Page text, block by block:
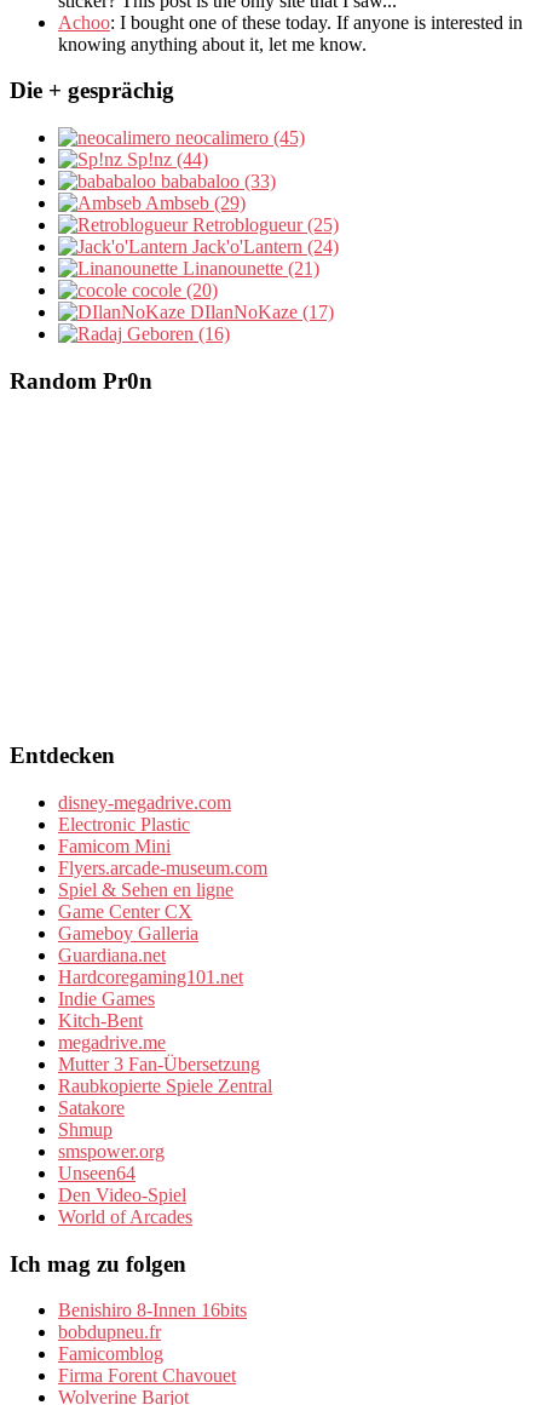
Achoo: I bought one of these today. If anyone is interested in
knowing anything about it, let me know.
Die + gesprächig
neocalimero (45)
Sp!nz (44)
bababaloo (33)
Ambseb (29)
Retroblogueur (25)
Jack'o'Lantern (24)
Linanounette (21)
cocole (20)
DIlanNoKaze (17)
Geboren (16)
Random Pr0n
Entdecken
disney-megadrive.com
Electronic Plastic
Famicom Mini
Flyers.arcade-museum.com
Spiel & Sehen en ligne
Game Center CX
Gameboy Galleria
Guardiana.net
Hardcoregaming101.net
Indie Games
Kitch-Bent
megadrive.me
Mutter 3 Fan-Übersetzung
Raubkopierte Spiele Zentral
Satakore
Shmup
smspower.org
Unseen64
Den Video-Spiel
World of Arcades
Ich mag zu folgen
Benishiro 8-Innen 16bits
bobdupneu.fr
Famicomblog
Firma Forent Chavouet
Wolverine Barjot